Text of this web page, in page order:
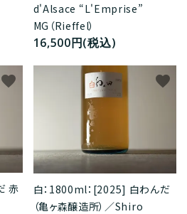
d'Alsace “L'Emprise”
MG（Rieffel）
16,500円(税込)
赤
favorite
白：1800ml：[2025] 白わんだ
（亀ヶ森醸造所）／Shiro
favorite